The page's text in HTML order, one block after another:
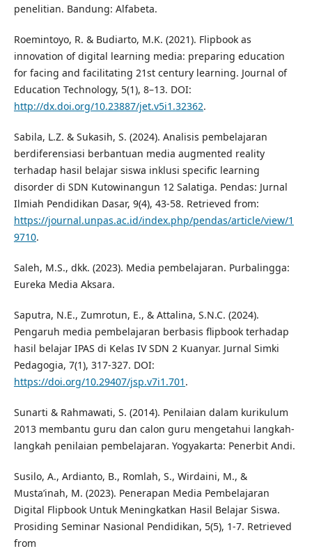
penelitian. Bandung: Alfabeta.
Roemintoyo, R. & Budiarto, M.K. (2021). Flipbook as
innovation of digital learning media: preparing education
for facing and facilitating 21st century learning. Journal of
Education Technology, 5(1), 8–13. DOI:
http://dx.doi.org/10.23887/jet.v5i1.32362.
Sabila, L.Z. & Sukasih, S. (2024). Analisis pembelajaran
berdiferensiasi berbantuan media augmented reality
terhadap hasil belajar siswa inklusi specific learning
disorder di SDN Kutowinangun 12 Salatiga. Pendas: Jurnal
Ilmiah Pendidikan Dasar, 9(4), 43-58. Retrieved from:
https://journal.unpas.ac.id/index.php/pendas/article/view/1
9710.
Saleh, M.S., dkk. (2023). Media pembelajaran. Purbalingga:
Eureka Media Aksara.
Saputra, N.E., Zumrotun, E., & Attalina, S.N.C. (2024).
Pengaruh media pembelajaran berbasis flipbook terhadap
hasil belajar IPAS di Kelas IV SDN 2 Kuanyar. Jurnal Simki
Pedagogia, 7(1), 317-327. DOI:
https://doi.org/10.29407/jsp.v7i1.701 .
Sunarti & Rahmawati, S. (2014). Penilaian dalam kurikulum
2013 membantu guru dan calon guru mengetahui langkah-
langkah penilaian pembelajaran. Yogyakarta: Penerbit Andi.
Susilo, A., Ardianto, B., Romlah, S., Wirdaini, M., &
Musta’inah, M. (2023). Penerapan Media Pembelajaran
Digital Flipbook Untuk Meningkatkan Hasil Belajar Siswa.
Prosiding Seminar Nasional Pendidikan, 5(5), 1-7. Retrieved
from